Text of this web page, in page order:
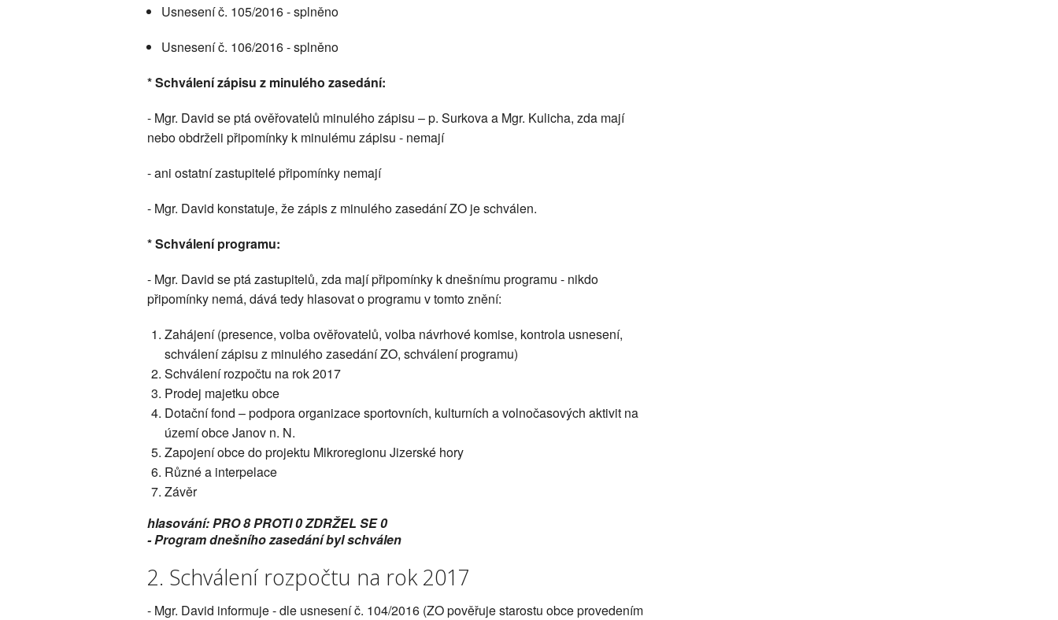
Usnesení č. 105/2016 - splněno
Usnesení č. 106/2016 - splněno
* Schválení zápisu z minulého zasedání:
- Mgr. David se ptá ověřovatelů minulého zápisu – p. Surkova a Mgr. Kulicha, zda mají
nebo obdrželi připomínky k minulému zápisu - nemají
- ani ostatní zastupitelé připomínky nemají
- Mgr. David konstatuje, že zápis z minulého zasedání ZO je schválen.
* Schválení programu:
- Mgr. David se ptá zastupitelů, zda mají připomínky k dnešnímu programu - nikdo
připomínky nemá, dává tedy hlasovat o programu v tomto znění:
Zahájení (presence, volba ověřovatelů, volba návrhové komise, kontrola usnesení,
schválení zápisu z minulého zasedání ZO, schválení programu)
Schválení rozpočtu na rok 2017
Prodej majetku obce
Dotační fond – podpora organizace sportovních, kulturních a volnočasových aktivit na
území obce Janov n. N.
Zapojení obce do projektu Mikroregionu Jizerské hory
Různé a interpelace
Závěr
hlasování: PRO 8 PROTI 0 ZDRŽEL SE 0
- Program dnešního zasedání byl schválen
2. Schválení rozpočtu na rok 2017
- Mgr. David informuje - dle usnesení č. 104/2016 (ZO pověřuje starostu obce provedením